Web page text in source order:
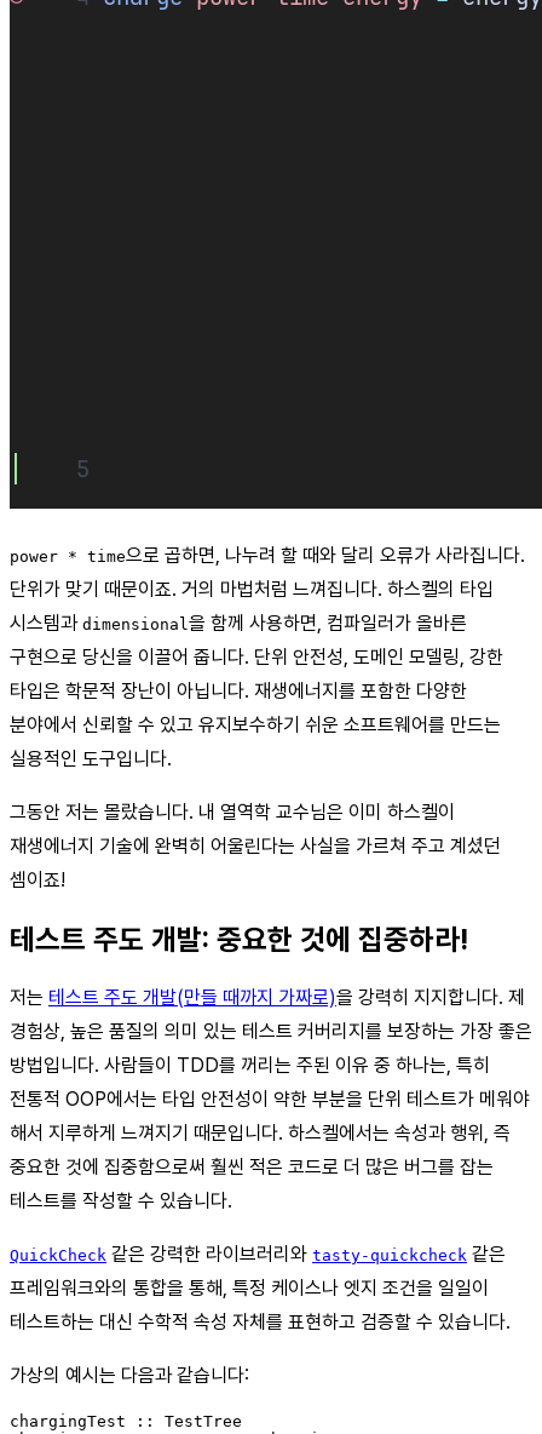
power * time으로 곱하면, 나누려 할 때와 달리 오류가 사라집니다.
단위가 맞기 때문이죠. 거의 마법처럼 느껴집니다. 하스켈의 타입
시스템과 dimensional을 함께 사용하면, 컴파일러가 올바른
구현으로 당신을 이끌어 줍니다. 단위 안전성, 도메인 모델링, 강한
타입은 학문적 장난이 아닙니다. 재생에너지를 포함한 다양한
분야에서 신뢰할 수 있고 유지보수하기 쉬운 소프트웨어를 만드는
실용적인 도구입니다.
그동안 저는 몰랐습니다. 내 열역학 교수님은 이미 하스켈이
재생에너지 기술에 완벽히 어울린다는 사실을 가르쳐 주고 계셨던
셈이죠!
테스트 주도 개발: 중요한 것에 집중하라!
저는 테스트 주도 개발(만들 때까지 가짜로)을 강력히 지지합니다. 제
경험상, 높은 품질의 의미 있는 테스트 커버리지를 보장하는 가장 좋은
방법입니다. 사람들이 TDD를 꺼리는 주된 이유 중 하나는, 특히
전통적 OOP에서는 타입 안전성이 약한 부분을 단위 테스트가 메워야
해서 지루하게 느껴지기 때문입니다. 하스켈에서는 속성과 행위, 즉
중요한 것에 집중함으로써 훨씬 적은 코드로 더 많은 버그를 잡는
테스트를 작성할 수 있습니다.
QuickCheck 같은 강력한 라이브러리와 tasty-quickcheck 같은
프레임워크와의 통합을 통해, 특정 케이스나 엣지 조건을 일일이
테스트하는 대신 수학적 속성 자체를 표현하고 검증할 수 있습니다.
가상의 예시는 다음과 같습니다:
chargingTest :: TestTree